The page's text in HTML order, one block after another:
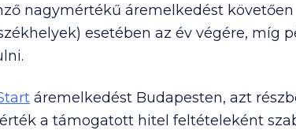
nagymértékű áremelkedést
esetében az év végére, míg
áremelkedést Budapesten, azt
a támogatott hitel feltételeként